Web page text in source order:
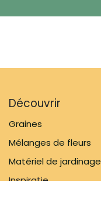
Découvrir
Graines
Mélanges de fleurs
Matériel de jardinage
Inspiratie